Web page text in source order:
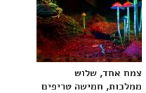
צמח אחד, שלוש
ממלכות, חמישה טריפים